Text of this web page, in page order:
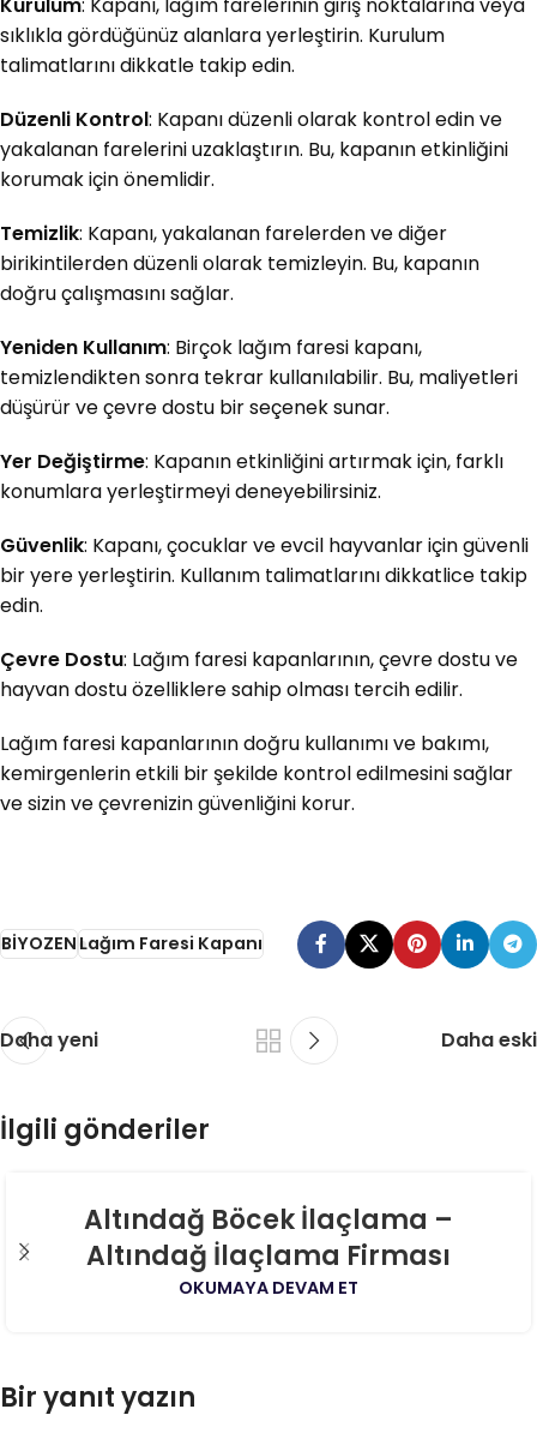
sıklıkla gördüğünüz alanlara yerleştirin. Kurulum
talimatlarını dikkatle takip edin.
Düzenli Kontrol: Kapanı düzenli olarak kontrol edin ve
yakalanan farelerini uzaklaştırın. Bu, kapanın etkinliğini
korumak için önemlidir.
Temizlik: Kapanı, yakalanan farelerden ve diğer
birikintilerden düzenli olarak temizleyin. Bu, kapanın
doğru çalışmasını sağlar.
Yeniden Kullanım: Birçok lağım faresi kapanı,
temizlendikten sonra tekrar kullanılabilir. Bu, maliyetleri
düşürür ve çevre dostu bir seçenek sunar.
Yer Değiştirme: Kapanın etkinliğini artırmak için, farklı
konumlara yerleştirmeyi deneyebilirsiniz.
Güvenlik: Kapanı, çocuklar ve evcil hayvanlar için güvenli
bir yere yerleştirin. Kullanım talimatlarını dikkatlice takip
edin.
Çevre Dostu: Lağım faresi kapanlarının, çevre dostu ve
hayvan dostu özelliklere sahip olması tercih edilir.
Lağım faresi kapanlarının doğru kullanımı ve bakımı,
kemirgenlerin etkili bir şekilde kontrol edilmesini sağlar
ve sizin ve çevrenizin güvenliğini korur.
BİYOZENLağım Faresi Kapanı
Daha yeni Daha eski
İlgili gönderiler
Altındağ Böcek İlaçlama –
Altındağ İlaçlama Firması
OKUMAYA DEVAM ET
Bir yanıt yazın